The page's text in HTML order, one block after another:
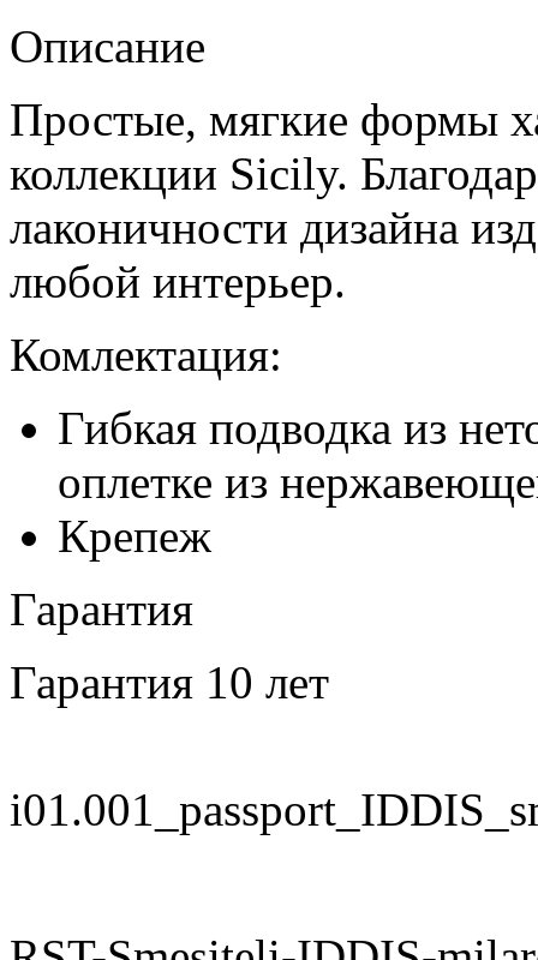
Описание
Простые, мягкие формы
коллекции Sicily.
лаконичности дизайна
любой интерьер.
Комлектация:
Гибкая подводка из
оплетке из
Крепеж
Гарантия
Гарантия 10 лет